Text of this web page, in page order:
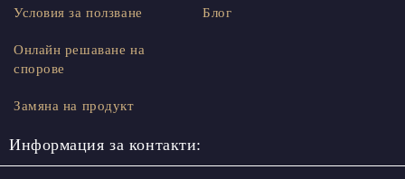
Условия за ползване
Онлайн решаване на
спорове
Замяна на продукт
Блог
Информация за контакти: